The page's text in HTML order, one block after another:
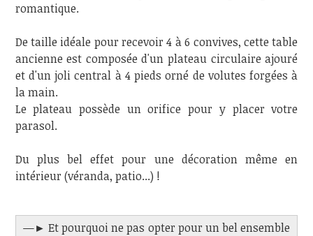
romantique.
De taille idéale pour recevoir 4 à 6 convives, cette table
ancienne est composée d'un plateau circulaire ajouré
et d'un joli central à 4 pieds orné de volutes forgées à
la main.
Le plateau possède un orifice pour y placer votre
parasol.
Du plus bel effet pour une décoration même en
intérieur (véranda, patio...) !
—► Et pourquoi ne pas opter pour un bel ensemble